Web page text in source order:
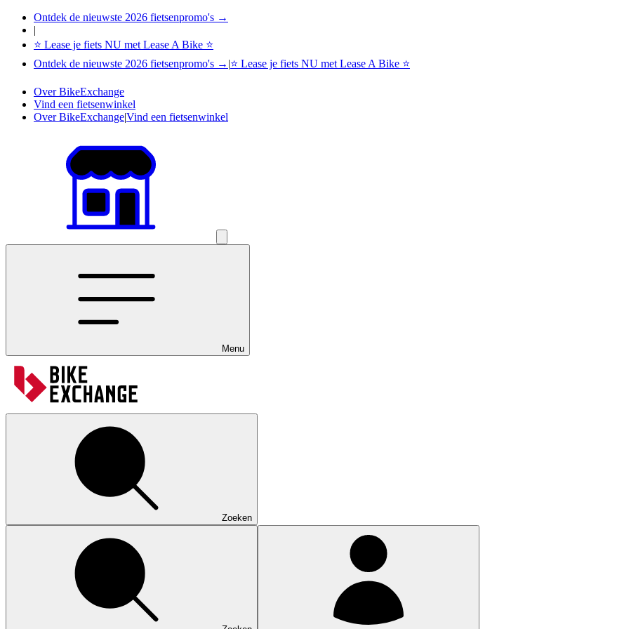
Ontdek de nieuwste 2026 fietsenpromo's →
|
⭐ Lease je fiets NU met Lease A Bike ⭐
Ontdek de nieuwste 2026 fietsenpromo's → |⭐ Lease je fiets NU met Lease A Bike ⭐
Over BikeExchange
Vind een fietsenwinkel
Over BikeExchange|Vind een fietsenwinkel
Menu
Zoeken